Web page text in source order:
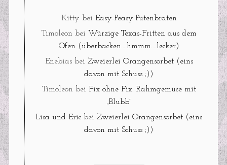
Kitty bei Easy-Peasy Putenbraten
Timoleon bei Würzige Texas-Fritten aus dem
Ofen (überbacken….hmmm….lecker)
Enebiasbei Zweierlei Orangensorbet (eins
davon mit Schuss ;))
Timoleon bei Fix ohne Fix: Rahmgemüse mit
„Blubb“
Lisa und Eric bei Zweierlei Orangensorbet (eins
davon mit Schuss ;))